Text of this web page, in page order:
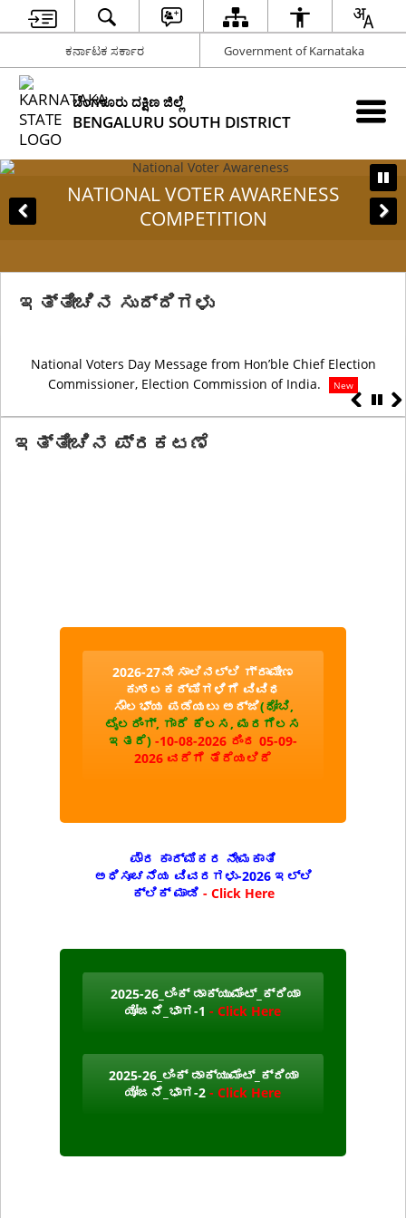
ಕರ್ನಾಟಕ ಸರ್ಕಾರ Government of Karnataka
ಬೆಂಗಳೂರು ದಕ್ಷಿಣ ಜಿಲ್ಲೆ
BENGALURU SOUTH DISTRICT
NATIONAL VOTER AWARENESS
COMPETITION
ಇತ್ತೀಚಿನ ಸುದ್ದಿಗಳು
National Voters Day Message from Hon’ble Chief Election
Commissioner, Election Commission of India.
New
ಇತ್ತೀಚಿನ ಪ್ರಕಟಣೆ
2026-27ನೇ ಸಾಲಿನಲ್ಲಿ ಗ್ರಾಮೀಣ
ಕುಶಲಕರ್ಮಿಗಳಿಗೆ ವಿವಿಧ
ಸೌಲಭ್ಯ ಪಡೆಯಲು ಅರ್ಜಿ(ಧೋಬಿ,
ಟೈಲರಿಂಗ್, ಗಾರೆ ಕೆಲಸ, ಮರಗೆಲಸ
ಇತರೆ) -10-08-2026 ರಿಂದ 05-09-
2026 ವರೆಗೆ ತೆರೆಯಲಿದೆ
ಪೌರ ಕಾರ್ಮಿಕರ ನೇಮಕಾತಿ
ಅಧಿಸೂಚನೆಯ ವಿವರಗಳು-2026 ಇಲ್ಲಿ
ಕ್ಲಿಕ್ ಮಾಡಿ - Click Here
2025-26_ಲಿಂಕ್ ಡಾಕ್ಯುಮೆಂಟ್_ಕ್ರಿಯಾ
ಯೋಜನೆ_ಭಾಗ-1 - Click Here
2025-26_ಲಿಂಕ್ ಡಾಕ್ಯುಮೆಂಟ್_ಕ್ರಿಯಾ
ಯೋಜನೆ_ಭಾಗ-2 - Click Here